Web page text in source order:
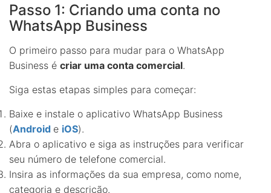
Passo 1: Criando uma conta no
WhatsApp Business
O primeiro passo para mudar para o WhatsApp
Business é criar uma conta comercial.
Siga estas etapas simples para começar:
Baixe e instale o aplicativo WhatsApp Business
(Android e iOS).
Abra o aplicativo e siga as instruções para verificar
seu número de telefone comercial.
Insira as informações da sua empresa, como nome,
categoria e descrição.